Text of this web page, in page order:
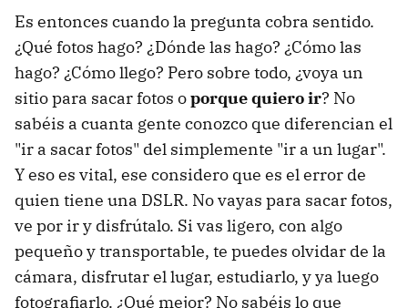
Es entonces cuando la pregunta cobra sentido.
¿Qué fotos hago? ¿Dónde las hago? ¿Cómo las
hago? ¿Cómo llego? Pero sobre todo, ¿voya un
sitio para sacar fotos oporque quiero ir? No
sabéis a cuanta gente conozco que diferencian el
"ir a sacar fotos" del simplemente "ir a un lugar".
Y eso es vital, ese considero que es el error de
quien tiene una DSLR. No vayas para sacar fotos,
ve por ir y disfrútalo. Si vas ligero, con algo
pequeño y transportable, te puedes olvidar de la
cámara, disfrutar el lugar, estudiarlo, y ya luego
fotografiarlo. ¿Qué mejor? No sabéis lo que